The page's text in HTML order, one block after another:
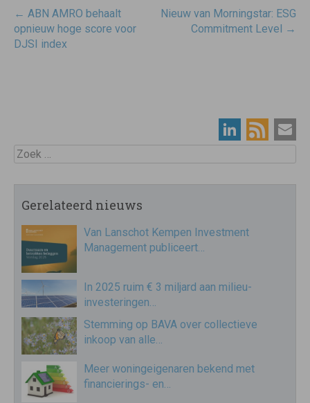
Post
navigatie
← ABN AMRO behaalt
opnieuw hoge score voor
DJSI index
Nieuw van Morningstar: ESG
Commitment Level →
Zoek
Gerelateerd nieuws
Van Lanschot Kempen Investment
Management publiceert…
In 2025 ruim € 3 miljard aan milieu-
investeringen…
Stemming op BAVA over collectieve
inkoop van alle…
Meer woningeigenaren bekend met
financierings- en…